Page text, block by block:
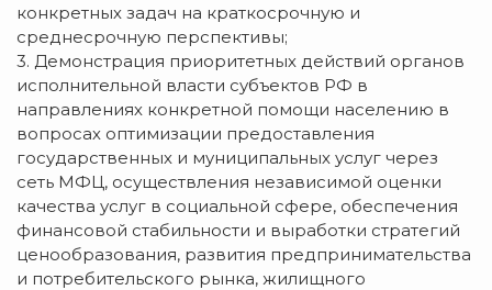
конкретных задач на краткосрочную и
среднесрочную перспективы;
3. Демонстрация приоритетных действий органов
исполнительной власти субъектов РФ в
направлениях конкретной помощи населению в
вопросах оптимизации предоставления
государственных и муниципальных услуг через
сеть МФЦ, осуществления независимой оценки
качества услуг в социальной сфере, обеспечения
финансовой стабильности и выработки стратегий
ценообразования, развития предпринимательства
и потребительского рынка, жилищного